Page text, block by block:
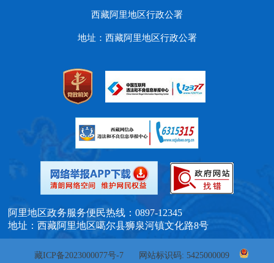
西藏阿里地区行政公署
地址：西藏阿里地区行政公署
阿里地区政务服务便民热线：0897-12345
地址：西藏阿里地区噶尔县狮泉河镇文化路8号
藏ICP备2023000077号-7 网站标识码: 5425000009